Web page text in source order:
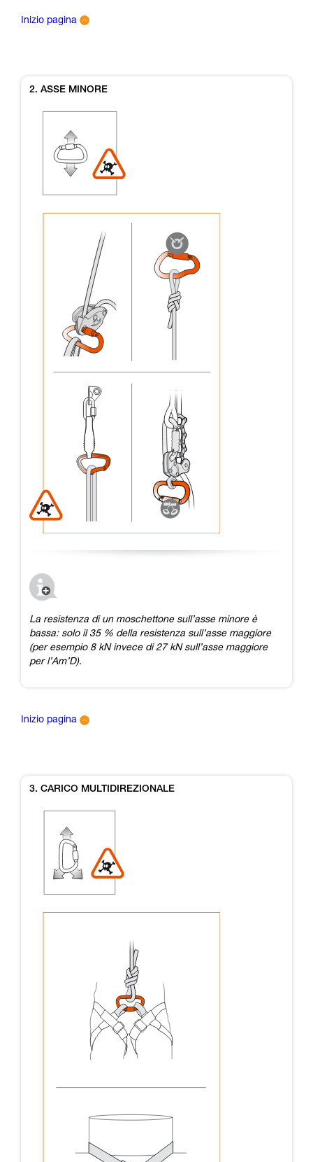
Inizio pagina
2. ASSE MINORE
La resistenza di un moschettone sull’asse minore è
bassa: solo il 35 % della resistenza sull’asse maggiore
(per esempio 8 kN invece di 27 kN sull’asse maggiore
per l’Am’D).
Inizio pagina
3. CARICO MULTIDIREZIONALE